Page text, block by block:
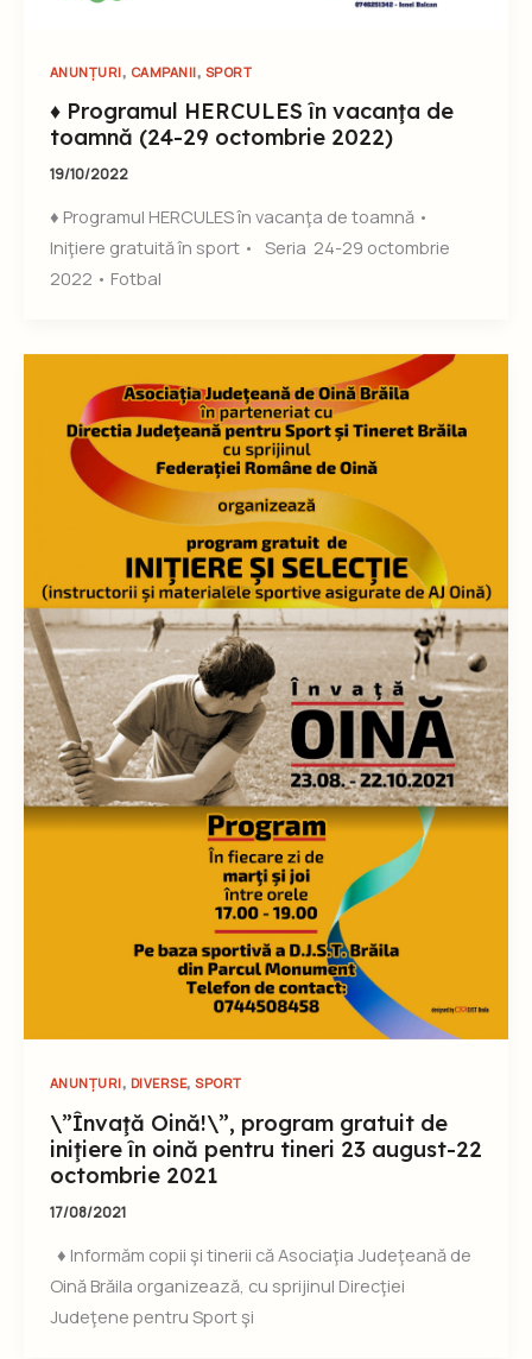
ANUNȚURI, CAMPANII, SPORT
♦ Programul HERCULES în vacanţa de
toamnă (24-29 octombrie 2022)
19/10/2022
♦ Programul HERCULES în vacanţa de toamnă •
Iniţiere gratuită în sport • Seria 24-29 octombrie
2022 • Fotbal
ANUNȚURI, DIVERSE,SPORT
\”Învaţă Oină!\”, program gratuit de
iniţiere în oină pentru tineri 23 august-22
octombrie 2021
17/08/2021
♦ Informăm copii şi tinerii că Asociaţia Judeţeană de
Oină Brăila organizează, cu sprijinul Direcţiei
Judeţene pentru Sport şi